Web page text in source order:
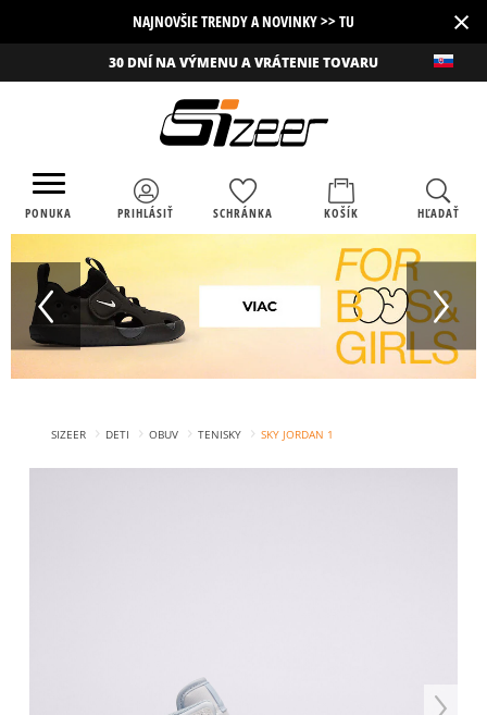
NAJNOVŠIE TRENDY A NOVINKY >> TU ×
30 DNÍ NA VÝMENU A VRÁTENIE TOVARU
PONUKA PRIHLÁSIŤ SCHRÁNKA KOŠÍK HĽADAŤ
SIZEER › DETI › OBUV › TENISKY › SKY JORDAN 1